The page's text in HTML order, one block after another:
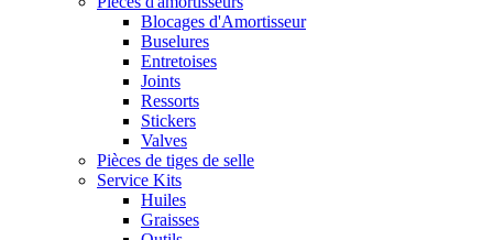
Blocages d'Amortisseur
Buselures
Entretoises
Joints
Ressorts
Stickers
Valves
Pièces de tiges de selle
Service Kits
Huiles
Graisses